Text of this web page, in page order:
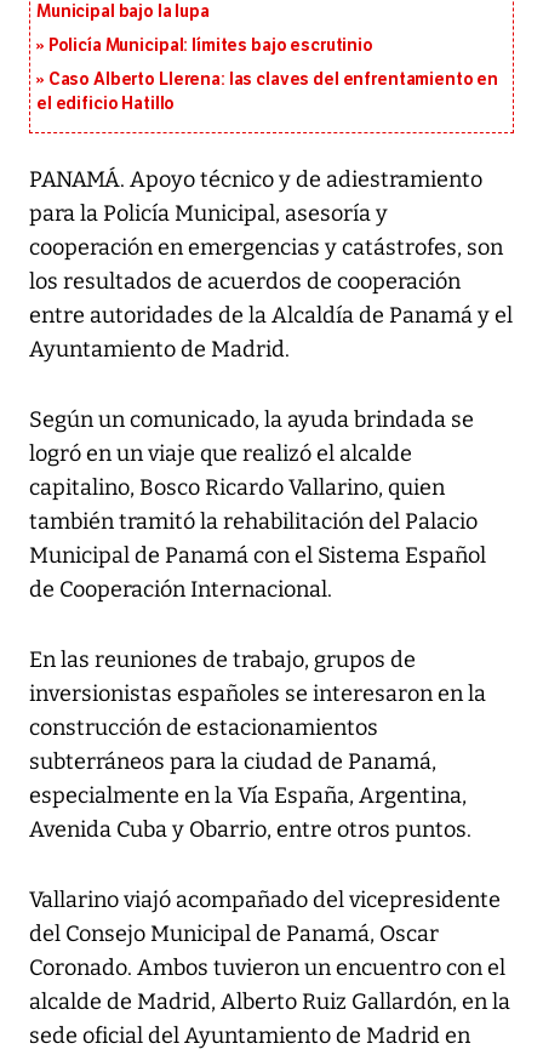
Municipal bajo la lupa
Policía Municipal: límites bajo escrutinio
Caso Alberto Llerena: las claves del enfrentamiento en
el edificio Hatillo
PANAMÁ. Apoyo técnico y de adiestramiento
para la Policía Municipal, asesoría y
cooperación en emergencias y catástrofes, son
los resultados de acuerdos de cooperación
entre autoridades de la Alcaldía de Panamá y el
Ayuntamiento de Madrid.
Según un comunicado, la ayuda brindada se
logró en un viaje que realizó el alcalde
capitalino, Bosco Ricardo Vallarino, quien
también tramitó la rehabilitación del Palacio
Municipal de Panamá con el Sistema Español
de Cooperación Internacional.
En las reuniones de trabajo, grupos de
inversionistas españoles se interesaron en la
construcción de estacionamientos
subterráneos para la ciudad de Panamá,
especialmente en la Vía España, Argentina,
Avenida Cuba y Obarrio, entre otros puntos.
Vallarino viajó acompañado del vicepresidente
del Consejo Municipal de Panamá, Oscar
Coronado. Ambos tuvieron un encuentro con el
alcalde de Madrid, Alberto Ruiz Gallardón, en la
sede oficial del Ayuntamiento de Madrid en